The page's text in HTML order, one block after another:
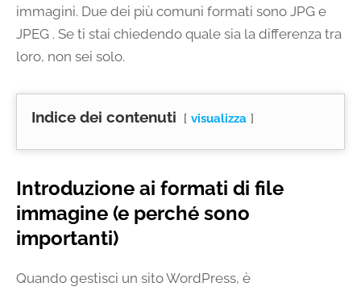
immagini. Due dei più comuni formati sono JPG e
JPEG . Se ti stai chiedendo quale sia la differenza tra
loro, non sei solo.
Indice dei contenuti visualizza
Introduzione ai formati di file
immagine (e perché sono
importanti)
Quando gestisci un sito WordPress, è